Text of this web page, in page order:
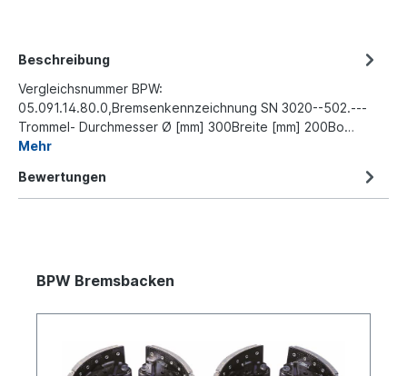
Beschreibung
Vergleichsnummer BPW:
05.091.14.80.0,Bremsenkennzeichnung SN 3020--502.---
Trommel- Durchmesser Ø [mm] 300Breite [mm] 200Bo…
Mehr
Bewertungen
BPW Bremsbacken